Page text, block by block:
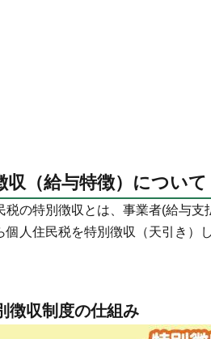
収（給与特徴）について
税の特別徴収とは、事業者(給与
個人住民税を特別徴収（天引き）
徴収制度の仕組み